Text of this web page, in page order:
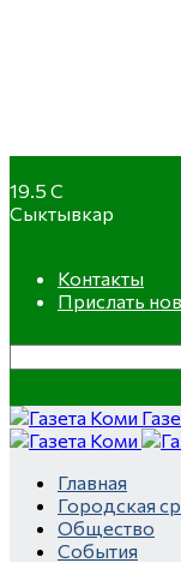
19.5 C
Сыктывкар
Контакты
Прислать
Главная
Городская
Общество
События